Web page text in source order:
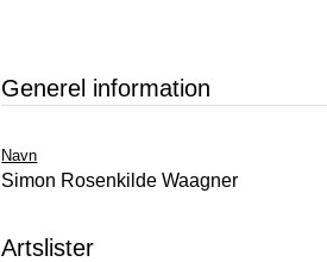
Generel information
Navn
Simon Rosenkilde Waagner
Artslister